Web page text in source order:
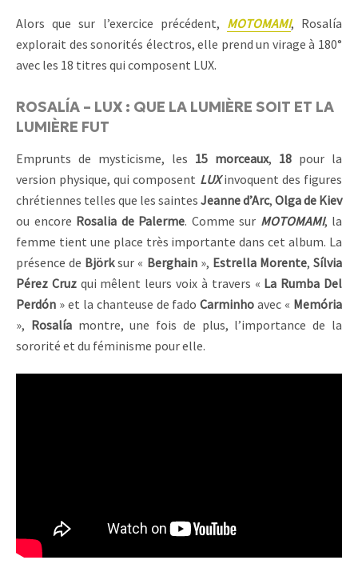
Alors que sur l’exercice précédent, MOTOMAMI, Rosalía
explorait des sonorités électros, elle prend un virage à 180°
avec les 18 titres qui composent LUX.
ROSALÍA – LUX : QUE LA LUMIÈRE SOIT ET LA
LUMIÈRE FUT
Emprunts de mysticisme, les 15 morceaux, 18 pour la
version physique, qui composent LUXinvoquent des figures
chrétiennes telles que les saintes Jeanne d’Arc, Olga de Kiev
ou encore Rosalia de Palerme. Comme sur MOTOMAMI, la
femme tient une place très importante dans cet album. La
présence de Björksur « Berghain», Estrella Morente,Sílvia
Pérez Cruzqui mêlent leurs voix à travers « La Rumba Del
Perdón » et la chanteuse de fadoCarminho avec « Memória
», Rosalíamontre, une fois de plus, l’importance de la
sororité et du féminisme pour elle.